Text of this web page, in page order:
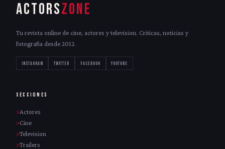
ACTORSZONE
Tu revista online de cine, actores y television. Criticas, noticias y
fotografia desde 2012.
INSTAGRAM TWITTER FACEBOOK YOUTUBE
SECCIONES
Actores
Cine
Television
Trailers